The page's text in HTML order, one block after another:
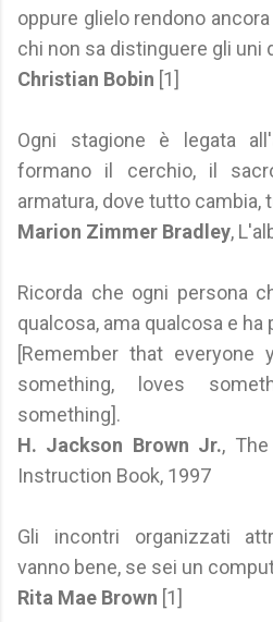
oppure glielo rendono
chi non sa distinguere gli uni
Christian Bobin [1]
Ogni stagione è legata
formano il cerchio, il
armatura, dove tutto cambia,
Marion Zimmer Bradley,
Ricorda che ogni persona
qualcosa, ama qualcosa e ha
[Remember that
something, loves
something].
H. Jackson Brown Jr.,
Instruction Book, 1997
Gli incontri organizzati
vanno bene, se sei un
Rita Mae Brown [1]